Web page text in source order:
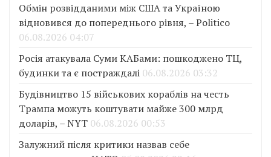
Обмін розвідданими між США та Україною
відновився до попереднього рівня, – Politico
06.08.2026 04:07
Росія атакувала Суми КАБами: пошкоджено ТЦ,
будинки та є постраждалі 06.08.2026 03:32
Будівництво 15 військових кораблів на честь
Трампа можуть коштувати майже 300 млрд
доларів, – NYT 06.08.2026 00:53
Залужний після критики назвав себе